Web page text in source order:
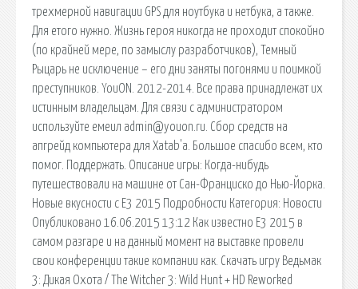
трехмерной навигации GPS для ноутбука и нетбука, а также.
Для етого нужно. Жизнь героя никогда не проходит спокойно
(по крайней мере, по замыслу разработчиков), Темный
Рыцарь не исключение – его дни заняты погонями и поимкой
преступников. YouON. 2012-2014. Все права принадлежат их
истинным владельцам. Для связи с администратором
используйте емеил admin@youon.ru. Сбор средств на
апгрейд компьютера для Xatab'a. Большое спасибо всем, кто
помог. Поддержать. Описание игры: Когда-нибудь
путешествовали на машине от Сан-Франциско до Нью-Йорка.
Новые вкусности с E3 2015 Подробности Категория: Новости
Опубликовано 16.06.2015 13:12 Как известно E3 2015 в
самом разгаре и на данный момент на выставке провели
свои конференции такие компании как. Скачать игру Ведьмак
3: Дикая Охота / The Witcher 3: Wild Hunt + HD Reworked